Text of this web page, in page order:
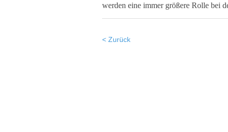
werden eine immer größere Rolle bei
< Zurück